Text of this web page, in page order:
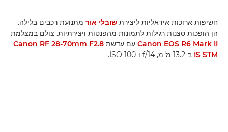
חשיפות ארוכות אידאליות ליצירת שובלי אור מתנועת רכבים בלילה.
הן הופכות סצנות רגילות לתמונות מהפנטות ויצירתיות. צולם במצלמת
Canon EOS R6 Mark II עם עדשת Canon RF 28-70mm F2.8
IS STM ב-13.2 מ"מ, f/14 ו-ISO 100.